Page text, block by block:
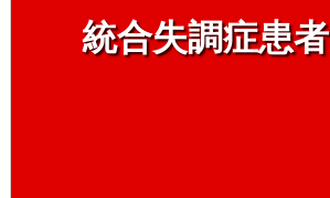
統合失調症患者